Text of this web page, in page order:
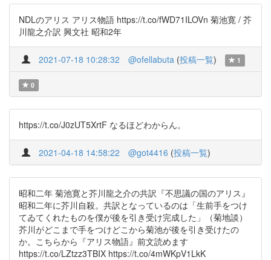
NDLのアリス アリス物語 https://t.co/fWD71ILOVn 菊池寛 / 芥
川龍之介訳 興文社 昭和2年
2021-07-18 10:28:32 @ofellabuta (投稿一覧) 1
0
https://t.co/J0zUT5XrtF なるほどわからん。
2021-04-18 14:58:22 @got4416 (投稿一覧)
昭和二年 菊池寛と芥川龍之介の共訳『不思議の国のアリス』
昭和二年に芥川自殺。共訳となっているのは「生前手をつけ
てゐてくれたものを僕が後を引き受け完成した」（菊地談）
芥川がどこまで手をつけどこから菊池が後を引き受けたの
か。こちらから『アリス物語』前文読めます
https://t.co/LZtzz3TBIX https://t.co/4mWKpV1LkK